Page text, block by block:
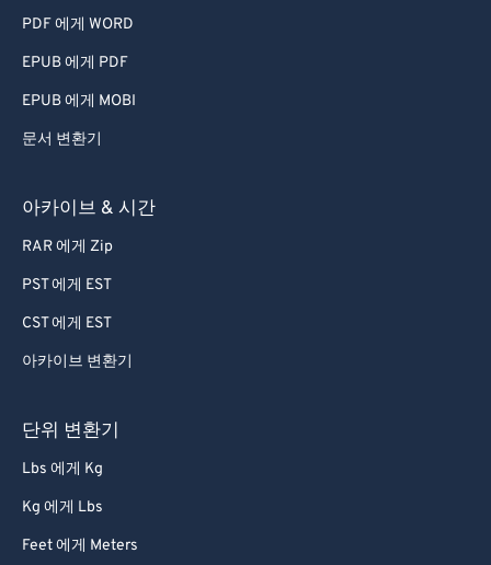
PDF 에게 WORD
EPUB 에게 PDF
EPUB 에게 MOBI
문서 변환기
아카이브 & 시간
RAR 에게 Zip
PST 에게 EST
CST 에게 EST
아카이브 변환기
단위 변환기
Lbs 에게 Kg
Kg 에게 Lbs
Feet 에게 Meters